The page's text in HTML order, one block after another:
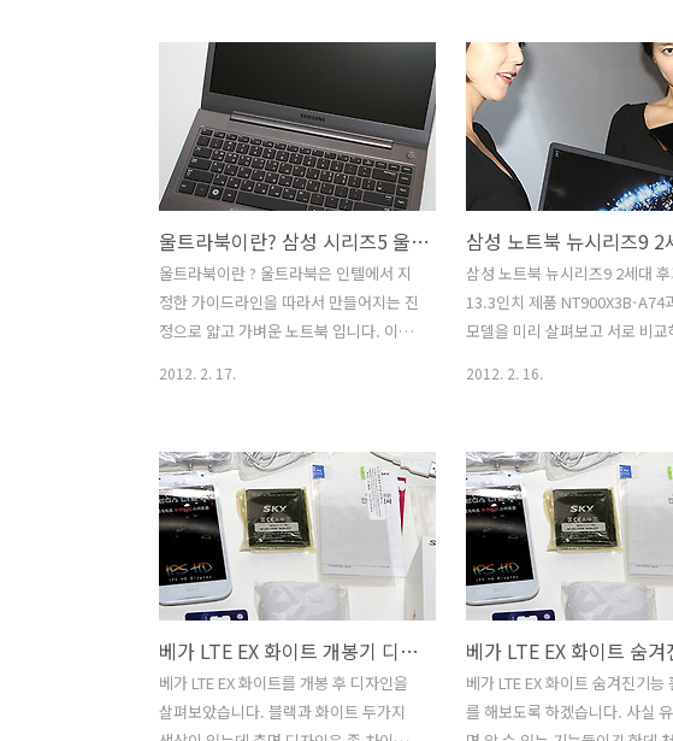
상용으로 쓰기 충분하게 만들어졌습니다.
제이버드는 2006년 설립된 미국의 블루
투스 음향기기 전문 회사 입니다.
JayBird는 무선이 주는 편리함을 스포츠
와 피트니스 환경에 최적화하여 미국 내
많은 운동선수들이 애용하는 브랜드 입니
다. JayBird SB2 개봉 후 아이폰4S와 페
이링 후 음악을 들어 봤는데 음악이 꽤 괜
찮게 들리는군요. 그냥 단순한 스트레오
블루투스 해드셋과는 좀 차이가 있었습니
다. 끊어지는 느낌도 없었구요. 물론 좀 더
스크탑처럼 쓰거나 또는 노트북
수 있습니다. 물론 진짜 컴퓨터
있다는건 아닙니다. 모토로라
할 수 있는 웹서핑이나 전화, 음
진보기, 동영상 보기 등이 가능
트폰의 화면은 작고 고속타이핑
듭니다. 이것을 확장하는 개념
하는것이 독 이지요. 물론 꼭 랩
멀티미디어독을 써야하는것은 아
사용이 되면 편리한 점 들이 있
에 들어와서 컴퓨터를 꼭 켜지
져..
울트라북이란? 삼성 시리즈5 울트라 NT530U4B-S54 필요한 유저와 가이드
울트라북이란 ? 울트라북은 인텔에서 지
정한 가이드라인을 따라서 만들어지는 진
정으로 얇고 가벼운 노트북 입니다. 이전
만, 울트라북은 초절전CPU (ULV - Ultra
Low Voltage)의 도움과 새로 적용되는
인텔의 신기술들이 만나서 만들어진 진정
으로 얇아졌고 무게도 가벼워진 앞으로의
계속 주목을 받을 제품 입니다. 물론 가이
드라인이 무슨 법같은것은 아닙니다. 제
조사들은 이것을 가능하면 지켜서 만드려
고 노력중이죠. 일반적으로 울트라북이
가지는 특성은 21mm 이하의 얇은 두께
와 빠른 시작 및 재시작 성능, 보다 긴 배
터리 성능 입니다. 이 글의 취지는 ? 이번
2012. 2. 17.
삼성 노트북 뉴시리즈9 2세대
13.3인치 제품 NT900X3B-A74
모델을 미리 살펴보고 서로 비교
얇아졌고 무게도 잡았고 엄청난
투자한 디자인 등 만족할만한
서 괜찮은 제품입니다. 부팅속도
삼성 노트북 뉴시리즈9 2세대 제
NT900X3B-A74와 15인치 모델
초의 경이로운 수치를 기록 했습
론 버튼을 누른 상태에서 시작한
니다. 이것은 전원 연결시의 측
며 전원 없이 켜도 전원 버튼을
도 16초만에 부팅이 모두 완료
를 보여주더군요. 특이할 점은
2012. 2. 16.
베가 LTE EX 화이트 개봉기 디자인 및 기능 활용
베가 LTE EX 화이트를 개봉 후 디자인을
살펴보았습니다. 블랙과 화이트 두가지
베가 LTE EX 화이트 숨겨진기능
를 해보도록 하겠습니다. 사실